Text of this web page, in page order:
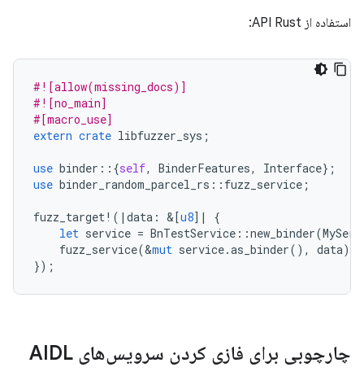
استفاده از API Rust:
#![allow(missing_docs)]
#![no_main]
#[macro_use]
extern crate libfuzzer_sys ;
use binder ::{self, BinderFeatures, Interface};
use binder_random_parcel_rs :: fuzz_service ;
fuzz_target! ( | data : &[u8] |
{
let service = BnTestService ::new_binder(
fuzz_service(&mut service.as_binder(), data);
});
چارچوبی برای فازی کردن سرویس‌های AIDL